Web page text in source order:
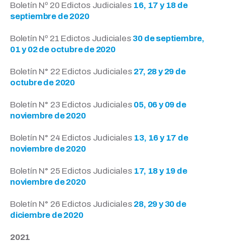
Boletín Nº 20 Edictos Judiciales 16, 17 y 18 de
septiembre de 2020
Boletín Nº 21 Edictos Judiciales 30 de septiembre,
01 y 02 de octubre de 2020
Boletín N° 22 Edictos Judiciales 27, 28 y 29 de
octubre de 2020
Boletín N° 23 Edictos Judiciales 05, 06 y 09 de
noviembre de 2020
Boletín N° 24 Edictos Judiciales 13, 16 y 17 de
noviembre de 2020
Boletín N° 25 Edictos Judiciales 17, 18 y 19 de
noviembre de 2020
Boletín N° 26 Edictos Judiciales 28, 29 y 30 de
diciembre de 2020
2021